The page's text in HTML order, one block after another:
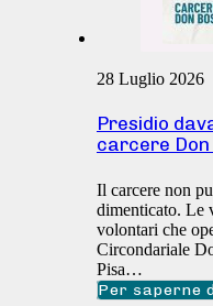
28 Luglio 2026
Presidio
carcere Don
Il carcere non
dimenticato. Le
volontari che
Circondariale
Pisa…
Per saperne